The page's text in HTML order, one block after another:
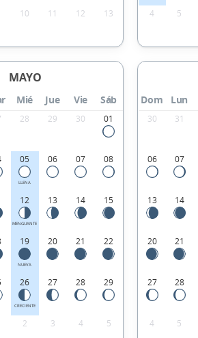
10 11 12 13 4 5
MAYO
Mié Jue Vie Sáb
28 29 30 01
05
LLENA
06 07 08
12
MENGUANTE
13 14 15
19
NUEVA
20 21 22
26
CRECIENTE
27 28 29
2 3 4 5
Dom Lun
30 31
06 07
13 14
20 21
27 28
4 5